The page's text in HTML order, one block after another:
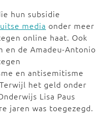
hun subsidie
media onder meer
online haat. Ook
en de Amadeu-Antonio
en antisemitisme
het geld onder
Lisa Paus
jaren was toegezegd.